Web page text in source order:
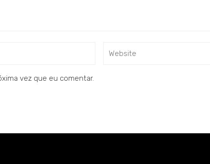
vez que eu comentar.